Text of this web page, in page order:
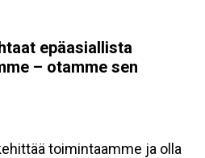
epäasiallista
– otamme sen
toimintaamme ja olla